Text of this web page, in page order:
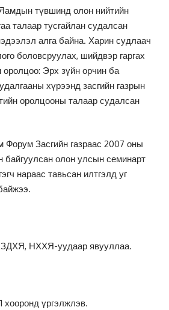
түвшинд олон нийтийн
талаар тусгайлан судалсан
алга байна. Харин судлаач
боловсруулах, шийдвэр гаргах
Эрх зүйн орчин ба
хүрээнд засгийн газрын
оролцооны талаар судалсан
Засгийн газраас 2007 оны
байгуулсан олон улсын семинарт
нараас тавьсан илтгэлд уг
НХХЯ-уудаар явууллаа.
хооронд үргэлжлэв.